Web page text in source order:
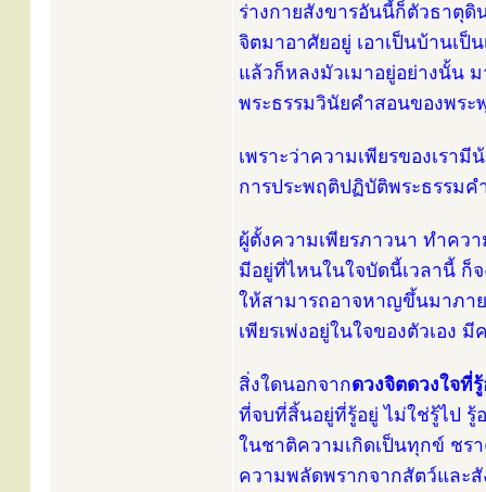
ร่างกายสังขารอันนี้ก็ตัวธาตุดิ
จิตมาอาศัยอยู่ เอาเป็นบ้านเป็
แล้วก็หลงมัวเมาอยู่อย่างนั้น
พระธรรมวินัยคำสอนของพระ
เพราะว่าความเพียรของเรา
การประพฤติปฏิบัติพระธรรมค
ผู้ตั้งความเพียรภาวนา ทำควา
มีอยู่ที่ไหนในใจบัดนี้เวลานี้ ก็
ให้สามารถอาจหาญขึ้นมาภา
เพียรเพ่งอยู่ในใจของตัวเอง
สิ่งใดนอกจากดวงจิตดวงใจที่
ที่จบที่สิ้นอยู่ที่รู้อยู่ ไม่ใช่รู้ไป รู้
ในชาติความเกิดเป็นทุกข์ ชร
ความพลัดพรากจากสัตว์และ